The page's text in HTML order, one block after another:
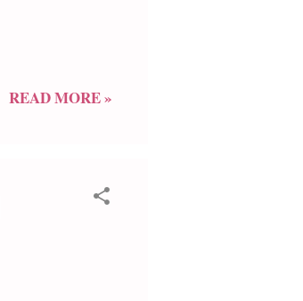
READ MORE »